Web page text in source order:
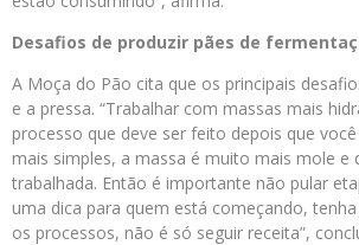
Desafios de produzir pães de
A Moça do Pão cita que os principais
e a pressa. “Trabalhar com massas mais
processo que deve ser feito depois que
mais simples, a massa é muito mais mole e
trabalhada. Então é importante não pular
uma dica para quem está começando,
os processos, não é só seguir receita”,